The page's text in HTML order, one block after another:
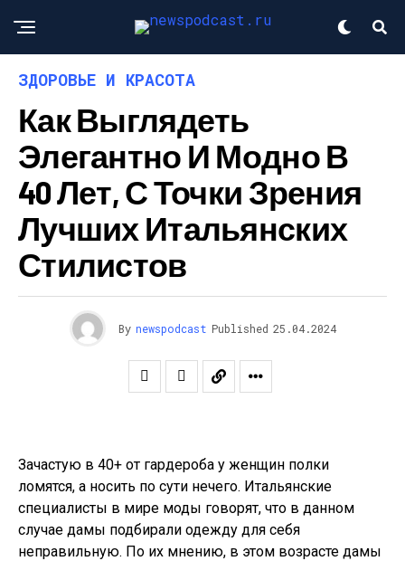
ЗДОРОВЬЕ И КРАСОТА
Как Выглядеть
Элегантно И Модно В
40 Лет, С Точки Зрения
Лучших Итальянских
Стилистов
By newspodcast Published 25.04.2024
Зачастую в 40+ от гардероба у женщин полки
ломятся, а носить по сути нечего. Итальянские
специалисты в мире моды говорят, что в данном
случае дамы подбирали одежду для себя
неправильную. По их мнению, в этом возрасте дамы